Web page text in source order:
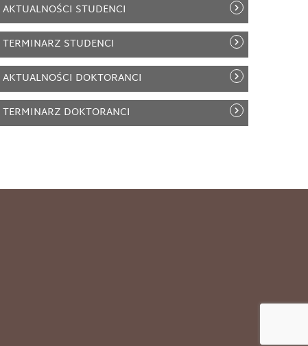
AKTUALNOŚCI STUDENCI
TERMINARZ STUDENCI
AKTUALNOŚCI DOKTORANCI
TERMINARZ DOKTORANCI